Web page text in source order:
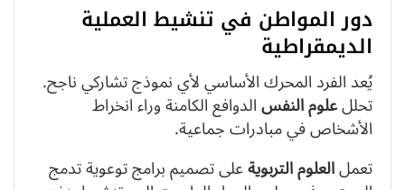
دور المواطن في تنشيط العملية
الديمقراطية
يُعد الفرد المحرك الأساسي لأي نموذج تشاركي ناجح.
تحللعلوم النفسالدوافع الكامنة وراء انخراط
الأشخاص في مبادرات جماعية.
تعملالعلوم التربويةعلى تصميم برامج توعوية تدمج